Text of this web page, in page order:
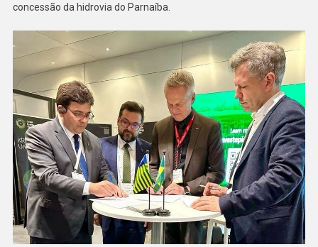
concessão da hidrovia do Parnaíba.